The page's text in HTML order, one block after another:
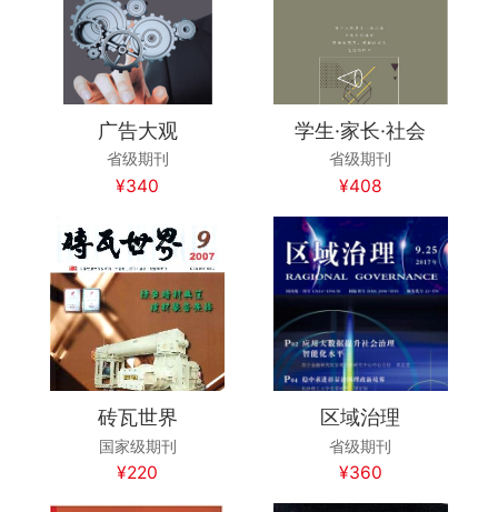
广告大观
省级期刊
¥340
学生·家长·社会
省级期刊
¥408
砖瓦世界
国家级期刊
¥220
区域治理
省级期刊
¥360